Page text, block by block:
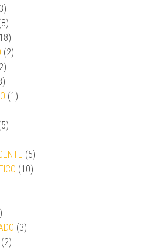
(2)
(1)
(5)
(10)
(3)
(2)